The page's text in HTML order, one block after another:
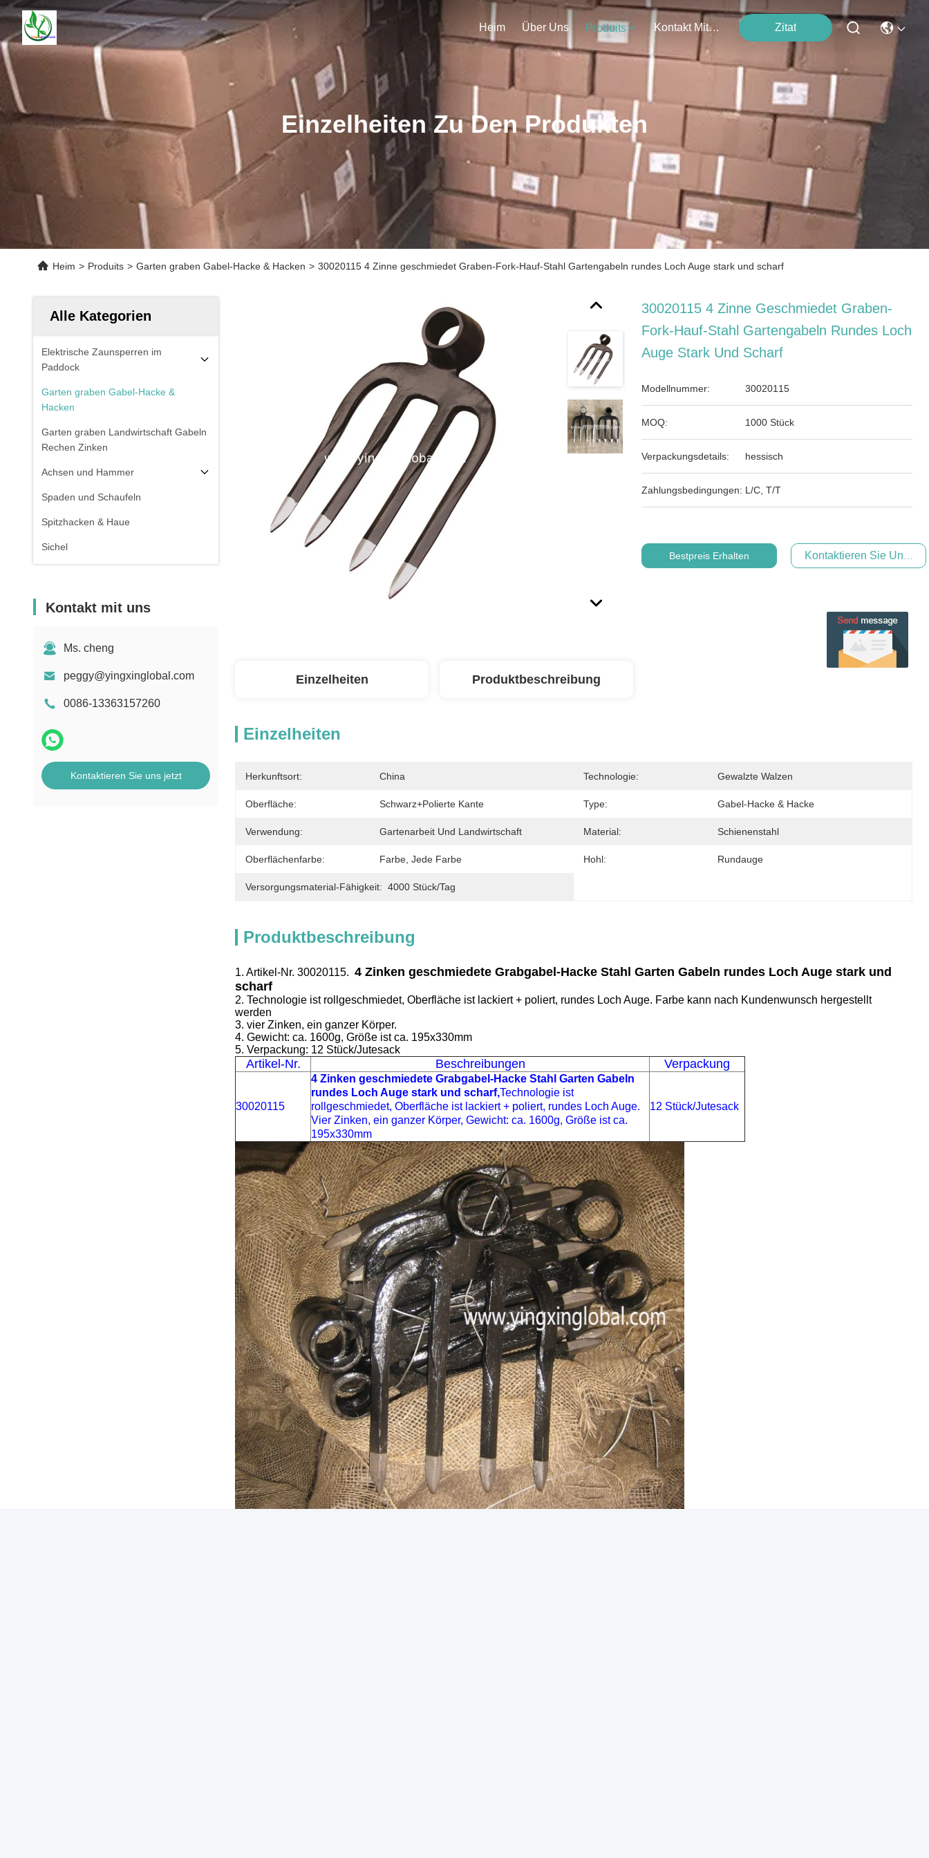
Heim Über Uns Produits Kontakt Mit Uns Zitat
Einzelheiten Zu Den Produkten
Heim > Produits > Garten graben Gabel-Hacke & Hacken > 30020115 4 Zinne geschmiedet Graben-Fork-Hauf-Stahl Gartengabeln rundes Loch Auge stark und scharf
Alle Kategorien
Elektrische Zaunsperren im
Paddock
Garten graben Gabel-Hacke &
Hacken
Garten graben Landwirtschaft Gabeln
Rechen Zinken
Achsen und Hammer
Spaden und Schaufeln
Spitzhacken & Haue
Sichel
Kontakt mit uns
Ms. cheng
peggy@yingxinglobal.com
0086-13363157260
Kontaktieren Sie uns jetzt
30020115 4 Zinne Geschmiedet Graben-
Fork-Hauf-Stahl Gartengabeln Rundes Loch
Auge Stark Und Scharf
Modellnummer: 30020115
MOQ: 1000 Stück
Verpackungsdetails: hessisch
Zahlungsbedingungen: L/C, T/T
Bestpreis Erhalten Kontaktieren Sie Uns
Einzelheiten Produktbeschreibung
Einzelheiten
Herkunftsort: China Technologie: Gewalzte Walzen
Oberfläche: Schwarz+polierte Kante Type: Gabel-Hacke & Hacke
Verwendung: Gartenarbeit Und Landwirtschaft Material: Schienenstahl
Oberflächenfarbe: Farbe, Jede Farbe Hohl: Rundauge
Versorgungsmaterial-Fähigkeit: 4000 Stück/Tag
Produktbeschreibung
1. Artikel-Nr. 30020115. 4 Zinken geschmiedete Grabgabel-Hacke Stahl Garten Gabeln rundes Loch Auge stark und
scharf
2. Technologie ist rollgeschmiedet, Oberfläche ist lackiert + poliert, rundes Loch Auge. Farbe kann nach Kundenwunsch hergestellt
werden
3. vier Zinken, ein ganzer Körper.
4. Gewicht: ca. 1600g, Größe ist ca. 195x330mm
5. Verpackung: 12 Stück/Jutesack
Artikel-Nr. Beschreibungen Verpackung
30020115
4 Zinken geschmiedete Grabgabel-Hacke Stahl Garten Gabeln
rundes Loch Auge stark und scharf,Technologie ist
rollgeschmiedet, Oberfläche ist lackiert + poliert, rundes Loch Auge.
Vier Zinken, ein ganzer Körper, Gewicht: ca. 1600g, Größe ist ca.
195x330mm
12 Stück/Jutesack